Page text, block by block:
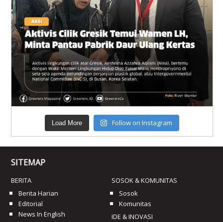
Load More Follow on Instagram
SITEMAP
BERITA
Berita Harian
Editorial
News In English
SOSOK & KOMUNITAS
Sosok
Komunitas
IDE & INOVASI